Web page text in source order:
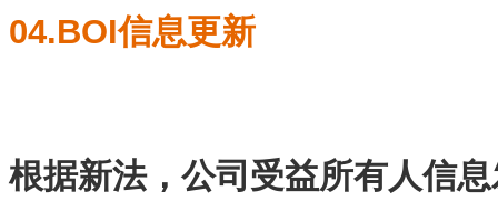
04.BOI信息更新
根据新法，公司受益所有人信